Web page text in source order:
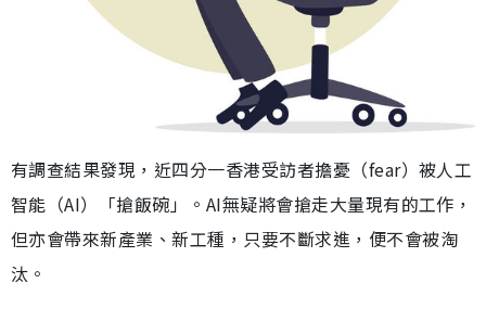
有調查結果發現，近四分一香港受訪者擔憂（fear）被人工
智能（AI）「搶飯碗」。AI無疑將會搶走大量現有的工作，
但亦會帶來新產業、新工種，只要不斷求進，便不會被淘
汰。